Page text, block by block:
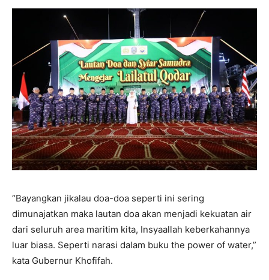
“Bayangkan jikalau doa-doa seperti ini sering
dimunajatkan maka lautan doa akan menjadi kekuatan air
dari seluruh area maritim kita, Insyaallah keberkahannya
luar biasa. Seperti narasi dalam buku the power of water,”
kata Gubernur Khofifah.